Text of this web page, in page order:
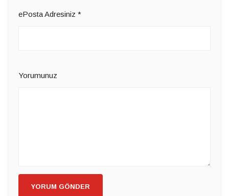
ePosta Adresiniz *
Yorumunuz
YORUM GÖNDER